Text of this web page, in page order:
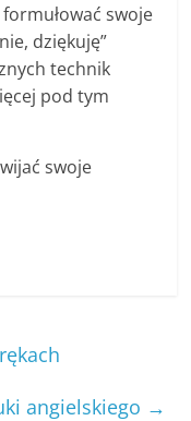
swoje
dziękuję”
technik
pod tym
swoje
angielskiego →